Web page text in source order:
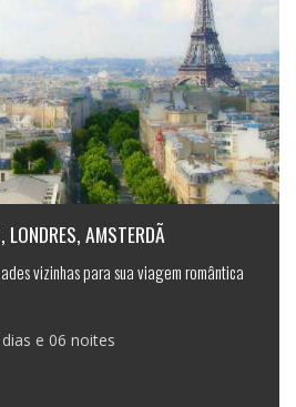
AMSTERDÃ
vizinhas para sua viagem romântica
e 06 noites